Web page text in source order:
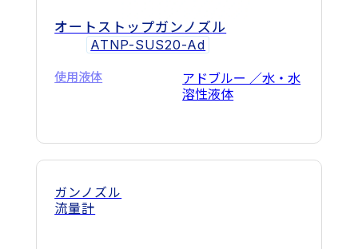
オートストップガンノズル
ATNP-SUS20-Ad
使用液体
アドブルー ／水・水
溶性液体
ガンノズル
流量計